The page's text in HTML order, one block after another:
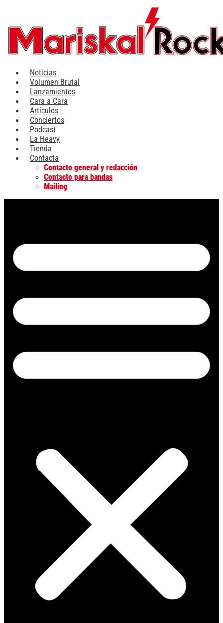
contenido
Noticias
Volumen Brutal
Lanzamientos
Cara a Cara
Artículos
Conciertos
Podcast
La Heavy
Tienda
Contacta
Contacto general y redacción
Contacto para bandas
Mailing